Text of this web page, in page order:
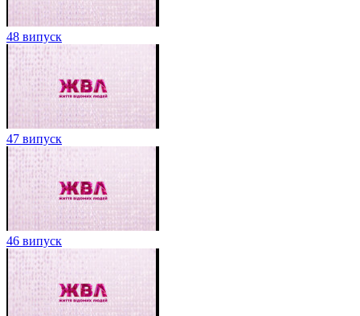
48 випуск
47 випуск
46 випуск